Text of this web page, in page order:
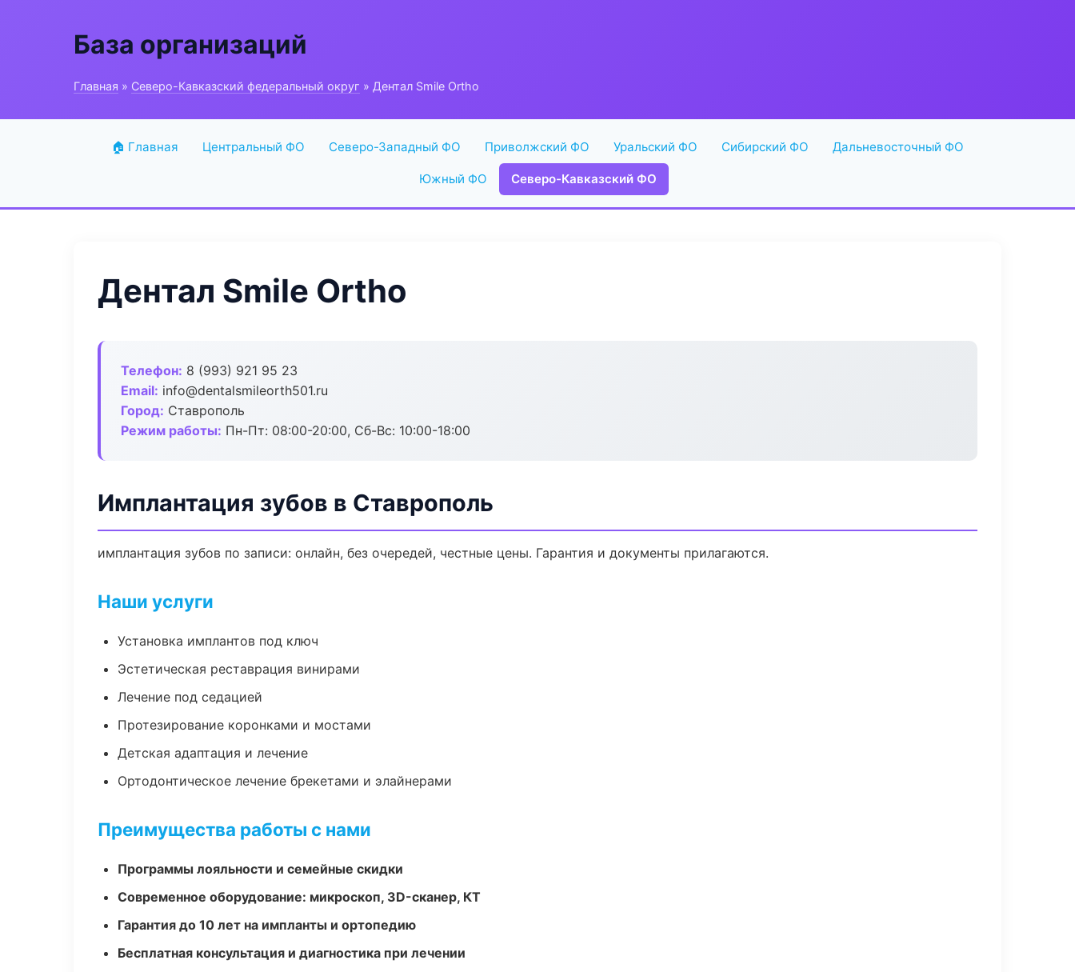
База организаций
Главная » Северо-Кавказский федеральный округ » Дентал Smile Ortho
🏠 Главная Центральный ФО Северо-Западный ФО Приволжский ФО Уральский ФО Сибирский ФО Дальневосточный ФО
Южный ФО Северо-Кавказский ФО
Дентал Smile Ortho
Телефон: 8 (993) 921 95 23
Email: info@dentalsmileorth501.ru
Город: Ставрополь
Режим работы: Пн-Пт: 08:00-20:00, Сб-Вс: 10:00-18:00
Имплантация зубов в Ставрополь
имплантация зубов по записи: онлайн, без очередей, честные цены. Гарантия и документы прилагаются.
Наши услуги
Установка имплантов под ключ
Эстетическая реставрация винирами
Лечение под седацией
Протезирование коронками и мостами
Детская адаптация и лечение
Ортодонтическое лечение брекетами и элайнерами
Преимущества работы с нами
Программы лояльности и семейные скидки
Современное оборудование: микроскоп, 3D-сканер, КТ
Гарантия до 10 лет на импланты и ортопедию
Бесплатная консультация и диагностика при лечении